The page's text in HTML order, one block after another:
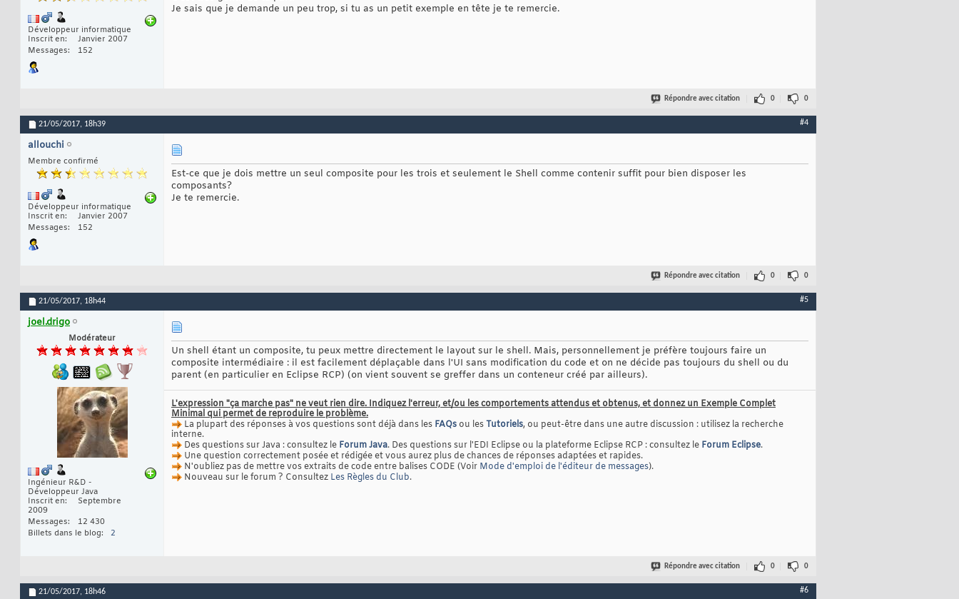
Développeur informatique
Inscrit en
Janvier 2007
Messages
152
Je sais que je demande un peu trop, si tu as un petit exemple en tête je te remercie.
Répondre avec citation 0 0
21/05/2017, 18h39 #4
allouchi
Membre confirmé
Développeur informatique
Inscrit en
Janvier 2007
Messages
152
Est-ce que je dois mettre un seul composite pour les trois et seulement le Shell comme contenir suffit pour bien disposer les
composants?
Je te remercie.
Répondre avec citation 0 0
21/05/2017, 18h44 #5
joel.drigo
Modérateur
Ingénieur R&D -
Développeur Java
Inscrit en
Septembre
2009
Messages
12 430
Billets dans le blog
2
Un shell étant un composite, tu peux mettre directement le layout sur le shell. Mais, personnellement je préfère toujours faire un
composite intermédiaire : il est facilement déplaçable dans l'UI sans modification du code et on ne décide pas toujours du shell ou du
parent (en particulier en Eclipse RCP) (on vient souvent se greffer dans un conteneur créé par ailleurs).
L'expression "ça marche pas" ne veut rien dire. Indiquez l'erreur, et/ou les comportements attendus et obtenus, et donnez un Exemple Complet
Minimal qui permet de reproduire le problème.
La plupart des réponses à vos questions sont déjà dans les FAQs ou lesTutoriels, ou peut-être dans une autre discussion : utilisez la recherche
interne.
Des questions sur Java : consultez le Forum Java. Des questions sur l'EDI Eclipse ou la plateforme Eclipse RCP : consultez le Forum Eclipse.
Une question correctement posée et rédigée et vous aurez plus de chances de réponses adaptées et rapides.
N'oubliez pas de mettre vos extraits de code entre balises CODE (Voir Mode d'emploi de l'éditeur de messages).
Nouveau sur le forum ? Consultez Les Règles du Club.
Répondre avec citation 0 0
21/05/2017, 18h46 #6